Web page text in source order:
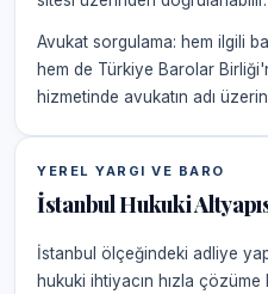
Avukat sorgulama: hem ilgili
hem de Türkiye Barolar
hizmetinde avukatın adı
YEREL YARGI VE BARO
İstanbul Hukuki
İstanbul ölçeğindeki adliye
hukuki ihtiyacın hızla çözüme